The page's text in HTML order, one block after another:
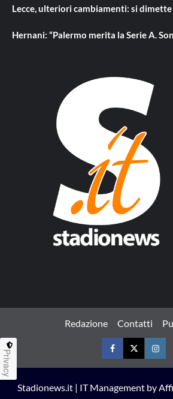
Lecce, ulteriori cambiamenti: si dimette
Hernani: “Palermo merita la Serie A.
Redazione Contatti
FacebookTwitter
Stadionews.it | IT Management by
Privacy